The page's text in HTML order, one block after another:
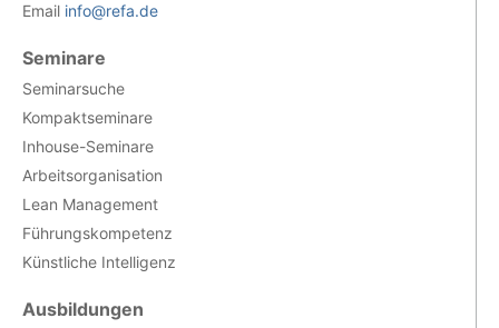
Email info@refa.de
Seminare
Seminarsuche
Kompaktseminare
Inhouse-Seminare
Arbeitsorganisation
Lean Management
Führungskompetenz
Künstliche Intelligenz
Ausbildungen